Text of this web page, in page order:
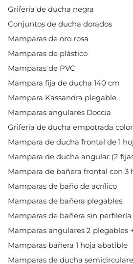
Grifería de ducha negra
Conjuntos de ducha dorados
Mamparas de oro rosa
Mamparas de plástico
Mamparas de PVC
Mampara fija de ducha 140 cm
Mampara Kassandra plegable
Mamparas angulares Doccia
Grifería de ducha empotrada
Mampara de ducha frontal de 1
Mampara de ducha angular (2
Mampara de bañera frontal con 3
Mamparas de baño de acrílico
Mamparas de bañera plegables
Mamparas de bañera sin perfilería
Mamparas angulares 2 plegables
Mamparas bañera 1 hoja abatible
Mamparas de ducha